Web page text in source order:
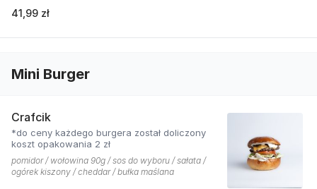
41,99 zł
Mini Burger
Crafcik
*do ceny każdego burgera został doliczony
koszt opakowania 2 zł
pomidor / wołowina 90g / sos do wyboru / sałata /
ogórek kiszony / cheddar / bułka maślana